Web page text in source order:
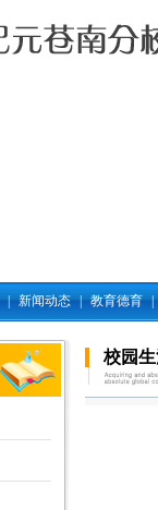
| 新闻动态 | 教育德育 |
校园